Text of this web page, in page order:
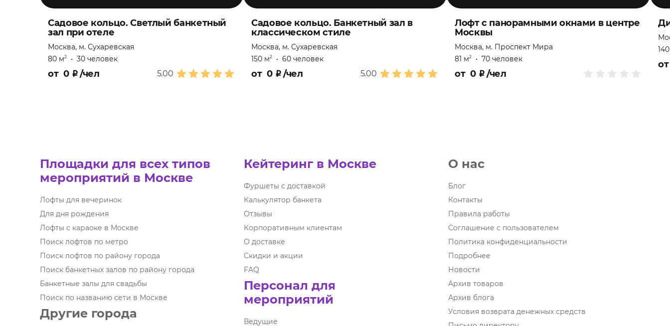
Садовое кольцо. Светлый банкетный
зал при отеле
Москва, м. Сухаревская
80 м2 • 30 человек
5.00
от 0 ₽/чел
Садовое кольцо. Банкетный зал в
классическом стиле
Москва, м. Сухаревская
150 м2 • 60 человек
5.00
от 0 ₽/чел
Лофт с панорамными окнами в центре
Москвы
Москва, м. Проспект Мира
81 м2 • 70 человек
от 0 ₽/чел
Площадки для всех типов
мероприятий в Москве
Лофты для вечеринок
Для дня рождения
Лофты с караоке в Москве
Поиск лофтов по метро
Поиск лофтов по району города
Поиск банкетных залов по району города
Банкетные залы для свадьбы
Поиск по названию сети в Москве
Другие города
Кейтеринг в Москве
Фуршеты с доставкой
Калькулятор банкета
Отзывы
Корпоративным клиентам
О доставке
Скидки и акции
FAQ
Персонал для
мероприятий
Ведущие
О нас
Блог
Контакты
Правила работы
Соглашение с пользователем
Политика конфиденциальности
Подробнее
Новости
Архив товаров
Архив блога
Условия возврата денежных средств